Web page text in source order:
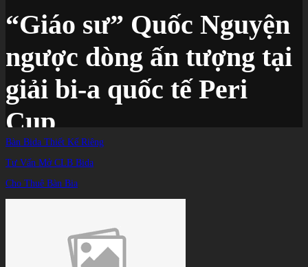
“Giáo sư” Quốc Nguyện
ngược dòng ấn tượng tại
giải bi-a quốc tế Peri
Cup
TIN TỨC
Bàn Bida Thiết Kế Riêng
Tư Vấn Mở CLB Bida
Cho Thuê Bàn Bia